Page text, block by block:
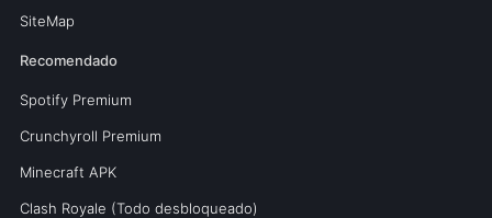
SiteMap
Recomendado
Spotify Premium
Crunchyroll Premium
Minecraft APK
Clash Royale (Todo desbloqueado)